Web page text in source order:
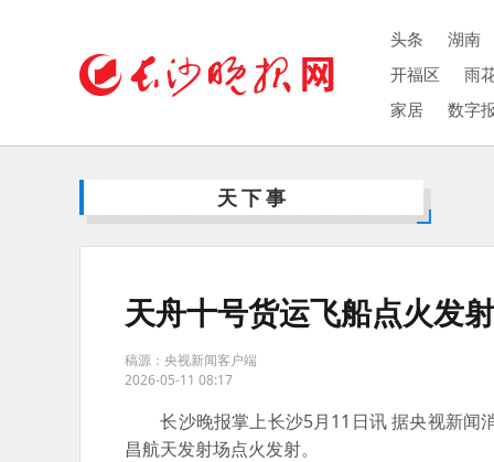
头条
湖南
开福区
雨
家居
数字
天下事
天舟十号货运飞船点火发射
稿源：央视新闻客户端
2026-05-11 08:17
长沙晚报掌上长沙5月11日讯 据央视新闻
昌航天发射场点火发射。